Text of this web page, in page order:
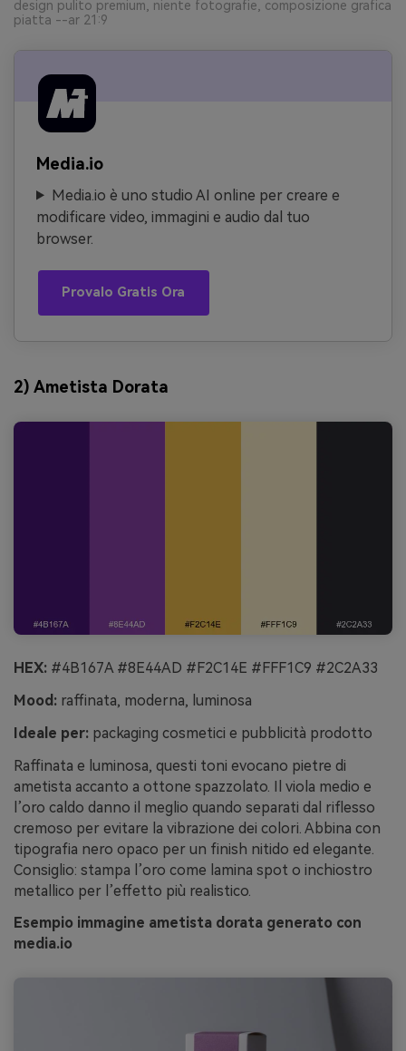
design pulito premium, niente fotografie, composizione grafica
piatta --ar 21:9
Media.io
Media.io è uno studio AI online per creare e
modificare video, immagini e audio dal tuo
browser.
Provalo Gratis Ora
2) Ametista Dorata
HEX: #4B167A #8E44AD #F2C14E #FFF1C9 #2C2A33
Mood: raffinata, moderna, luminosa
Ideale per: packaging cosmetici e pubblicità prodotto
Raffinata e luminosa, questi toni evocano pietre di
ametista accanto a ottone spazzolato. Il viola medio e
l’oro caldo danno il meglio quando separati dal riflesso
cremoso per evitare la vibrazione dei colori. Abbina con
tipografia nero opaco per un finish nitido ed elegante.
Consiglio: stampa l’oro come lamina spot o inchiostro
metallico per l’effetto più realistico.
Esempio immagine ametista dorata generato con
media.io